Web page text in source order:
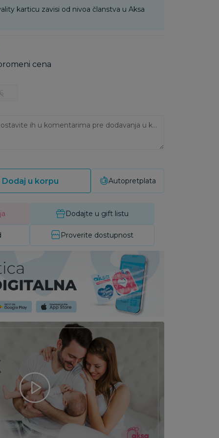
karticu zavisi od nivoa članstva u Aksa
cena
Ukoliko imate napomene, ostavite ih u komentarima pre dodavanja u korpu:
Dodaj u korpu Autopretplata
Dodajte u gift listu
Proverite dostupnost